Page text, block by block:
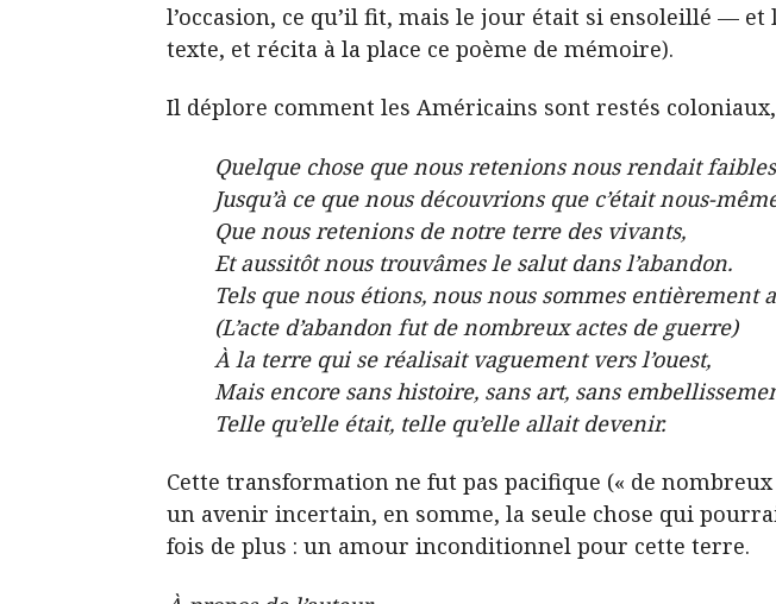
l’occasion, ce qu’il fit, mais le jour était si ensoleillé —
texte, et récita à la place ce poème de mémoire).
Il déplore comment les Américains sont restés
Quelque chose que nous retenions nous rendait faibles
Jusqu’à ce que nous découvrions que c’était nous-
Que nous retenions de notre terre des vivants,
Et aussitôt nous trouvâmes le salut dans l’abandon.
Tels que nous étions, nous nous sommes entièrement
(L’acte d’abandon fut de nombreux actes de guerre)
À la terre qui se réalisait vaguement vers l’ouest,
Mais encore sans histoire, sans art, sans
Telle qu’elle était, telle qu’elle allait devenir.
Cette transformation ne fut pas pacifique (« de
un avenir incertain, en somme, la seule chose qui
fois de plus : un amour inconditionnel pour cette terre.